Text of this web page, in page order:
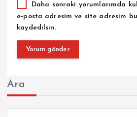
Daha sonraki yorumlarımda
e-posta adresim ve site adresim bu
kaydedilsin.
Ara